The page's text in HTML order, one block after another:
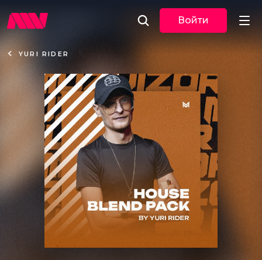
Музыка
По трекам
По жанрам
Плейлисты
Войти
YURI RIDER